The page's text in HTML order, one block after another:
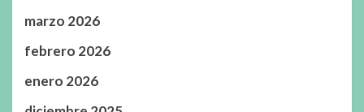
marzo 2026
febrero 2026
enero 2026